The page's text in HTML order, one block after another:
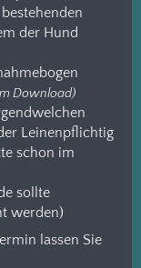
der Hund
Download)
Leinenpflichtig
schon im
sollte
werden)
lassen Sie